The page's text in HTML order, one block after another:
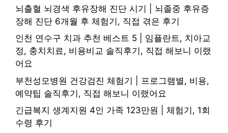
뇌출혈 뇌경색 후유장해 진단 시기 | 뇌졸중 후유증
장해 진단 6개월 후 체험기, 직접 겪은 후기
인천 연수구 치과 추천 베스트 5 | 임플란트, 치아교
정, 충치치료, 비용비교 솔직후기, 직접 해보니 이랬
어요
부천성모병원 건강검진 체험기 | 프로그램별, 비용,
예약팁 솔직후기, 직접 해보니 이랬어요
긴급복지 생계지원 4인 가족 123만원 | 체험기, 1회
수령 후기